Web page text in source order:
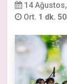
14
Ort. 1 dk.